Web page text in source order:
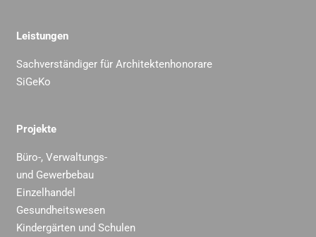
Leistungen
Sachverständiger für Architektenhonorare
SiGeKo
Projekte
Büro-, Verwaltungs-
und Gewerbebau
Einzelhandel
Gesundheitswesen
Kindergärten und Schulen